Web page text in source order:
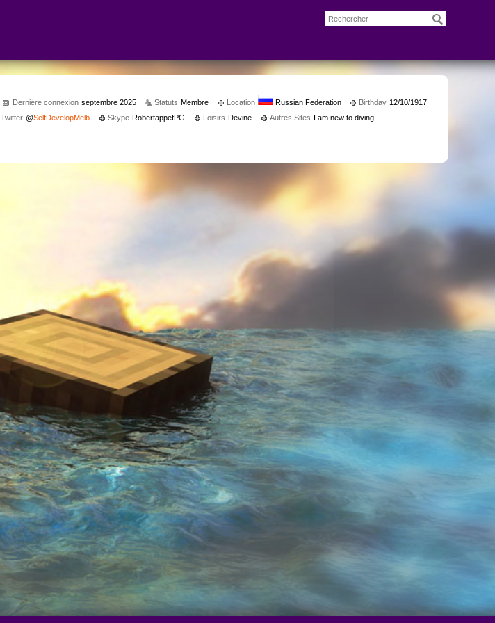
Dernière connexion septembre 2025 Statuts Membre Location Russian Federation Birthday 12/10/1917
Twitter @SelfDevelopMelb Skype RobertappefPG Loisirs Devine Autres Sites I am new to diving